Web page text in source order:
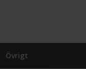
Övrigt